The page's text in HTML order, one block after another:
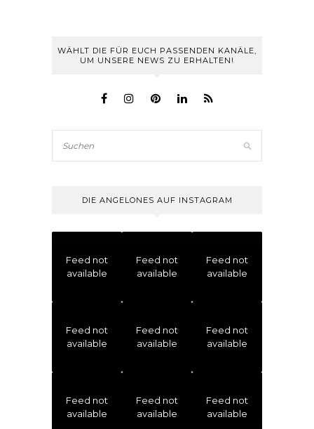
WÄHLT DIE FÜR EUCH PASSENDEN KANÄLE,
UM UNSERE NEWS ZU ERHALTEN!
DIE ANGELONES AUF INSTAGRAM
Feed not
available
Feed not
available
Feed not
available
Feed not
available
Feed not
available
Feed not
available
Feed not
available
Feed not
available
Feed not
available